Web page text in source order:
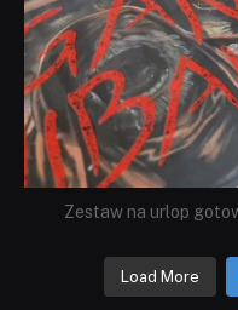
Zestaw na urlop
Load More